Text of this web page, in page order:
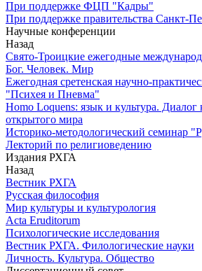
При поддержке ФЦП "Кадры"
При поддержке правительства Санкт-
Научные конференции
Назад
Свято-Троицкие ежегодные
Бог. Человек. Мир
Ежегодная сретенская научно-
"Психея и Пневма"
Homo Loquens: язык и культура. Диалог
открытого мира
Историко-методологический семинар
Лекторий по религиоведению
Издания РХГА
Назад
Вестник РХГА
Русская философия
Мир культуры и культурология
Acta Eruditorum
Психологические исследования
Вестник РХГА. Филологические науки
Личность. Культура. Общество